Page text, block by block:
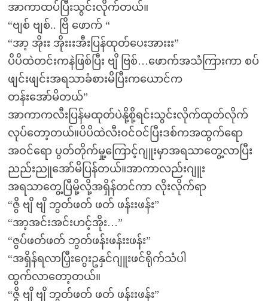
အာကာထပ်ပြီးသွင်းလိုက်တယ်။
“ဗျစ် ဗျစ်.. ဗြိ ဖောက် “
“အာ့ အိုးး အိုးးးအီးပြန်ထုတ်ပေးအားးး”
ပိပိထဲတင်းကနဲဖြစ်ပြီး ဗျိ ဗြစ်…ဖောက်အသံကြားကာ စပ်
ဖျင်းဖျင်းအရသာခံစားမိပြီးကယောင်က
တန်းအော်မိတယ်”
အာကာကလီးပြန်မထုတ်ပဲနို့စို့ရင်းသွင်းလိုက်ထုတ်လိုက်
လုပ်တော့တယ်။ပိပိထဲလီးဝင်ဝင်ပြီးဒစ်ကအထွက်ရော
အဝင်ရော ပွတ်တိုက်မှု့ကြောင့်ဂျူးမှာအရသာတွေ့လာပြီး
ညည်းညူအော်မိပြန်တယ်။အာကာလည်းဂျူး
အရသာတွေ့ပြီမို့လို့အရှိန်တင်ကာ လိုးလိုက်ရာ
“ဇွိ ဗျိ ဗျိ ဘွတ်ဖတ် ဖတ် ဖန်းးဖန်း”
“အာ့အင်းအင်းဟင့်အိုး…”
“ဇွပ်ဖတ်ဖတ် ဘွတ်ဖန်းဖန်းးဖန်း”
“အရှိန်ရလာပြှီးဂွေးဥနှင်ဂျူးဖင်ရိုက်သံပါ
ထွက်လာတော့တယ်။
“ဇွိ ဗျိ ဗျိ ဘွတ်ဖတ် ဖတ် ဖန်းးဖန်း”